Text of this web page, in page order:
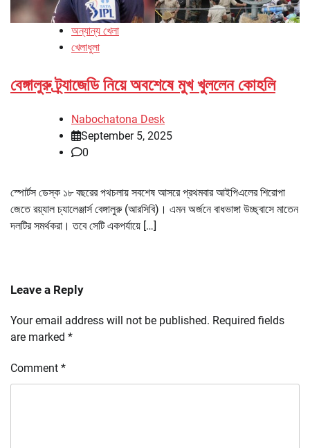
অন্যান্য খেলা
খেলাধুলা
বেঙ্গালুরু ট্র্যাজেডি নিয়ে অবশেষে মুখ খুললেন কোহলি
Nabochatona Desk
September 5, 2025
0
স্পোর্টস ডেস্ক ১৮ বছরের পথচলায় সবশেষ আসরে প্রথমবার আইপিএলের শিরোপা
জেতে রয়্যাল চ্যালেঞ্জার্স বেঙ্গালুরু (আরসিবি)। এমন অর্জনে বাধভাঙ্গা উচ্ছ্বাসে মাতেন
দলটির সমর্থকরা। তবে সেটি একপর্যায়ে […]
Leave a Reply
Your email address will not be published. Required fields
are marked *
Comment *